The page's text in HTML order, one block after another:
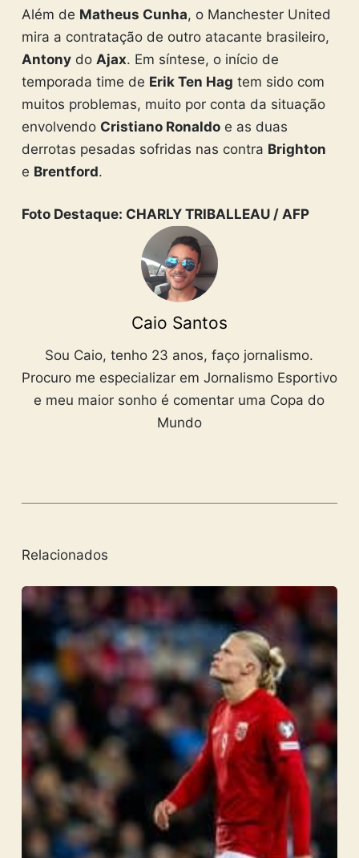
Além de Matheus Cunha, o Manchester United
mira a contratação de outro atacante brasileiro,
Antonydo Ajax. Em síntese, o início de
temporada time de Erik Ten Hag tem sido com
muitos problemas, muito por conta da situação
envolvendo Cristiano Ronaldoe as duas
derrotas pesadas sofridas nas contra Brighton
e Brentford.
Foto Destaque: CHARLY TRIBALLEAU / AFP
Caio Santos
Sou Caio, tenho 23 anos, faço jornalismo.
Procuro me especializar em Jornalismo Esportivo
e meu maior sonho é comentar uma Copa do
Mundo
Relacionados